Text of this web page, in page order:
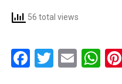
56 total views
F
T
E
W